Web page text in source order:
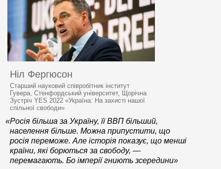
Ніл Фергюсон
Старший науковий співробітник інститут
Гувера, Стенфордський університет, Щорічна
Зустріч YES 2022 «Україна: На захисті нашої
спільної свободи»
«Росія більша за Україну, її ВВП більший,
населення більше. Можна припустити, що
росія переможе. Але історія показує, що менші
країни, які борються за свободу, —
перемагають. Бо імперії гниють зсередини»